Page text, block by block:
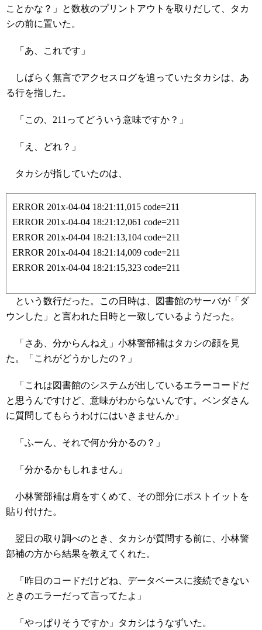
ことかな？」と数枚のプリントアウトを取りだして、タカ
シの前に置いた。
「あ、これです」
しばらく無言でアクセスログを追っていたタカシは、あ
る行を指した。
「この、211ってどういう意味ですか？」
「え、どれ？」
タカシが指していたのは、
ERROR 201x-04-04 18:21:11,015 code=211
ERROR 201x-04-04 18:21:12,061 code=211
ERROR 201x-04-04 18:21:13,104 code=211
ERROR 201x-04-04 18:21:14,009 code=211
ERROR 201x-04-04 18:21:15,323 code=211
という数行だった。この日時は、図書館のサーバが「ダ
ウンした」と言われた日時と一致しているようだった。
「さあ、分からんねえ」小林警部補はタカシの顔を見
た。「これがどうかしたの？」
「これは図書館のシステムが出しているエラーコードだ
と思うんですけど、意味がわからないんです。ベンダさん
に質問してもらうわけにはいきませんか」
「ふーん、それで何か分かるの？」
「分かるかもしれません」
小林警部補は肩をすくめて、その部分にポストイットを
貼り付けた。
翌日の取り調べのとき、タカシが質問する前に、小林警
部補の方から結果を教えてくれた。
「昨日のコードだけどね、データベースに接続できない
ときのエラーだって言ってたよ」
「やっぱりそうですか」タカシはうなずいた。